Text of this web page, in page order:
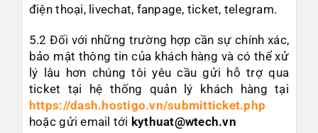
điện thoại, livechat, fanpage, ticket, telegram.
5.2 Đối với những trường hợp cần sự chính xác,
bảo mật thông tin của khách hàng và có thể xử
lý lâu hơn chúng tôi yêu cầu gửi hỗ trợ qua
ticket tại hệ thống quản lý khách hàng tại
https://dash.hostigo.vn/submitticket.php
hoặc gửi email tới kythuat@wtech.vn